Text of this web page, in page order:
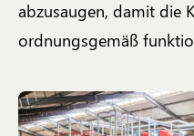
abzusaugen, damit die
ordnungsgemäß